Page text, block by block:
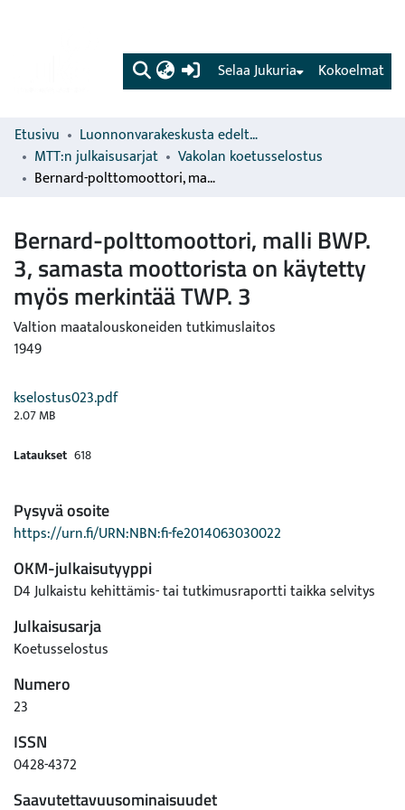
(current) Kokoelmat
Selaa Jukuria
Etusivu
Luonnonvarakeskusta edeltävien organisaatioiden sarjat
MTT:n julkaisusarjat
Vakolan koetusselostus
Bernard-polttomoottori, malli BWP. 3, samasta moottorista on käytetty myös merkintää TWP. 3
Bernard-polttomoottori, malli BWP.
3, samasta moottorista on käytetty
myös merkintää TWP. 3
Valtion maatalouskoneiden tutkimuslaitos
1949
kselostus023.pdf
2.07 MB
Lataukset 618
Pysyvä osoite
https://urn.fi/URN:NBN:fi-fe2014063030022
OKM-julkaisutyyppi
D4 Julkaistu kehittämis- tai tutkimusraportti taikka selvitys
Julkaisusarja
Koetusselostus
Numero
23
ISSN
0428-4372
Saavutettavuusominaisuudet